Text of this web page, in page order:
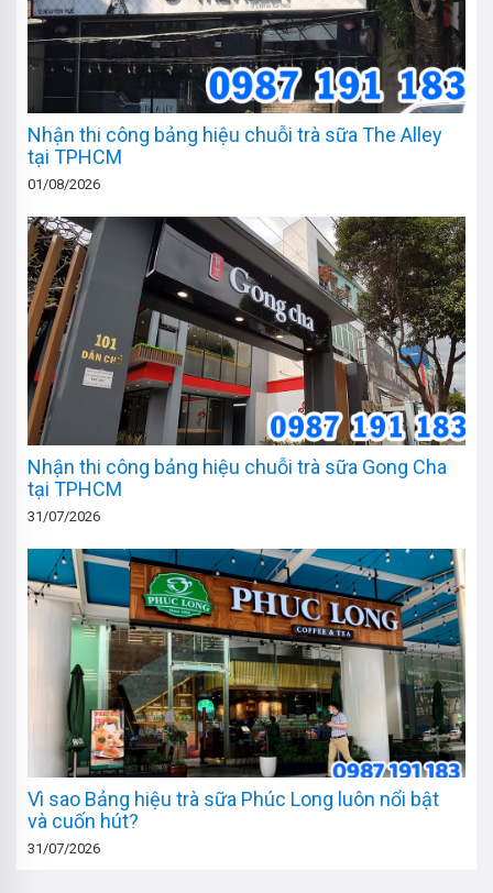
Nhận thi công bảng hiệu chuỗi trà sữa The Alley
tại TPHCM
01/08/2026
Nhận thi công bảng hiệu chuỗi trà sữa Gong Cha
tại TPHCM
31/07/2026
Vì sao Bảng hiệu trà sữa Phúc Long luôn nổi bật
và cuốn hút?
31/07/2026